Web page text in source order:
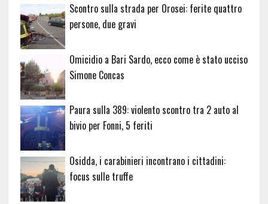
Scontro sulla strada per Orosei: ferite quattro
persone, due gravi
Omicidio a Bari Sardo, ecco come è stato ucciso
Simone Concas
Paura sulla 389: violento scontro tra 2 auto al
bivio per Fonni, 5 feriti
Osidda, i carabinieri incontrano i cittadini:
focus sulle truffe